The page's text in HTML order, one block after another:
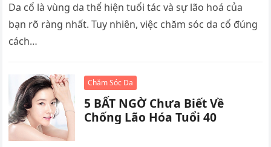
Da cổ là vùng da thể hiện tuổi tác và sự lão hoá của
bạn rõ ràng nhất. Tuy nhiên, việc chăm sóc da cổ đúng
cách…
Chăm Sóc Da
5 BẤT NGỜ Chưa Biết Về
Chống Lão Hóa Tuổi 40